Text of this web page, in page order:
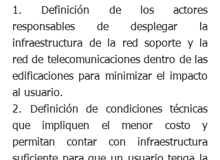
1. Definición de los actores
responsables de desplegar la
infraestructura de la red soporte y la
red de telecomunicaciones dentro de las
edificaciones para minimizar el impacto
al usuario.
2. Definición de condiciones técnicas
que impliquen el menor costo y
permitan contar con infraestructura